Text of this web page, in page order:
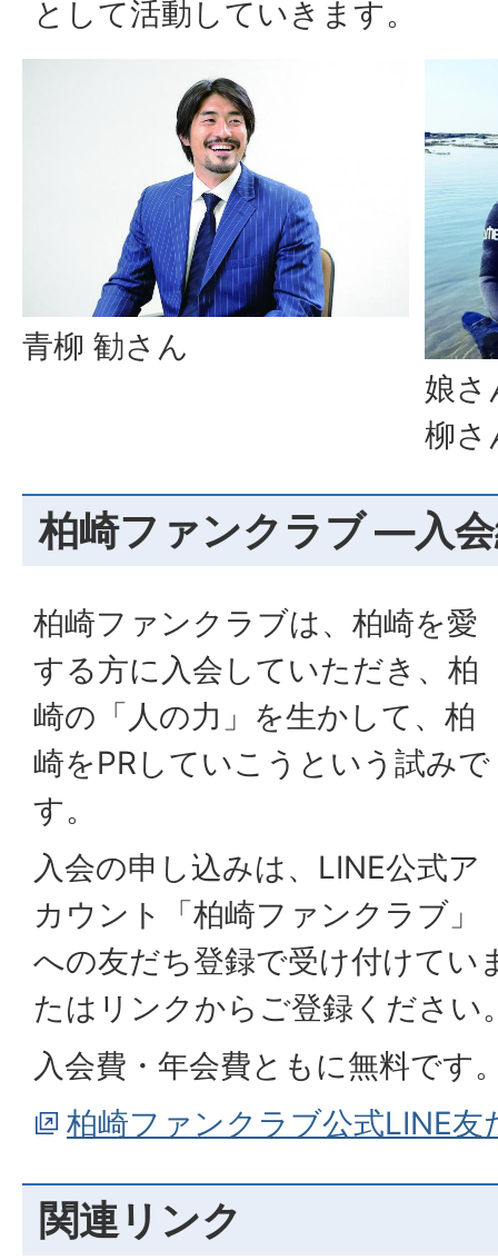
として活動していきます。
青柳 勧さん
娘さ
柳さ
柏崎ファンクラブ ―入
柏崎ファンクラブは、柏崎を愛
する方に入会していただき、柏
崎の「人の力」を生かして、柏
崎をPRしていこうという試みで
す。
入会の申し込みは、LINE公式ア
カウント「柏崎ファンクラブ」
への友だち登録で受け付けてい
たはリンクからご登録ください
入会費・年会費ともに無料です
柏崎ファンクラブ公式LINE友
関連リンク